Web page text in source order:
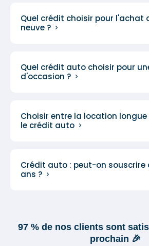
Quel crédit choisir pour l'achat
neuve ?
Quel crédit auto choisir pour
d'occasion ?
Choisir entre la location longue
le crédit auto
Crédit auto : peut-on souscrire
ans ?